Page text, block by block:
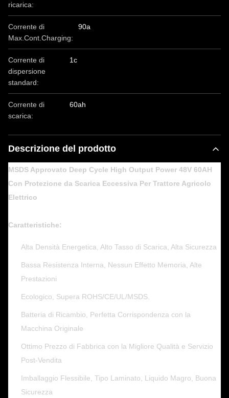
ricarica:
Corrente di
Max.Cont.Charging:
90a
Corrente di
dispersione
standard:
1c
Corrente di
scarica:
60ah
Descrizione del prodotto
MSDS Approvato Deep Cycle High Output Power 48V 60AH
Con Protezione da Scarica Eccessiva Per Trattore Agricolo
Elettrico
Caratteristiche:
Alta Densità Energetica, Alto Tasso di Scarica, Alta Sicurezza
Bassa Resistenza Interna, Nessun Effetto Memoria, Alte
Prestazioni
Ecologico, Supera ROHS/CE/UL/MSDS.
Batteria di Ricambio, Perfetta Corrispondenza con la
Macchina Originale
Ottimo Prezzo di Fabbrica con la Migliore Qualità e Servizio
Post-Vendita
Imballaggio Flessibile, Tipo Laminato, Liquido Magro, Buona
Sicurezza